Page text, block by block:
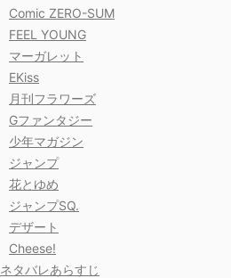
Comic ZERO-SUM
FEEL YOUNG
マーガレット
EKiss
月刊フラワーズ
Gファンタジー
少年マガジン
ジャンプ
花とゆめ
ジャンプSQ.
デザート
Cheese!
ネタバレあらすじ